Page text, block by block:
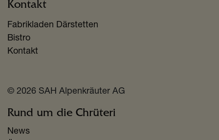
Kontakt
Fabrikladen Därstetten
Bistro
Kontakt
© 2026 SAH Alpenkräuter AG
Rund um die Chrüteri
News